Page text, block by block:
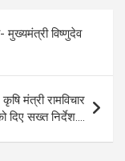
n
k
e
मुख्यमंत्री विष्णुदेव
मंत्री रामविचार
दिए सख्त निर्देश….